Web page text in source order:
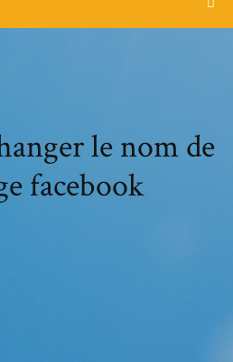
le nom de
facebook